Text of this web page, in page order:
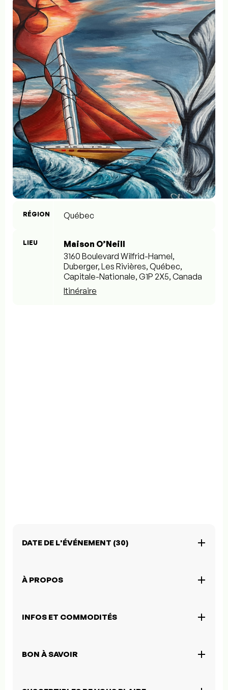
RÉGION Québec
LIEU
Maison O’Neill
3160 Boulevard Wilfrid-Hamel,
Duberger, Les Rivières, Québec,
Capitale-Nationale, G1P 2X5, Canada
Itinéraire
DATE DE L'ÉVÉNEMENT (30)
À PROPOS
INFOS ET COMMODITÉS
BON À SAVOIR